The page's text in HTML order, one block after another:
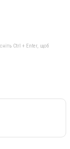
Ctrl + Enter, щоб